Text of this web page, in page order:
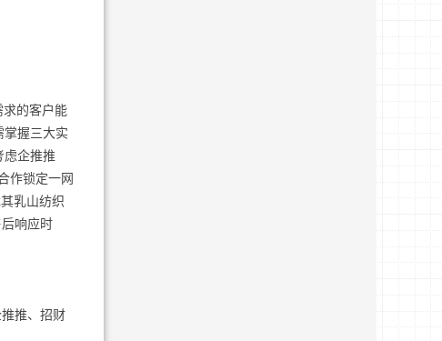
求的客户能
掌握三大实
虑企推推
作锁定一网
乳山纺织
响应时
推、招财